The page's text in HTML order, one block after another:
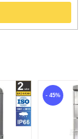
- 45%